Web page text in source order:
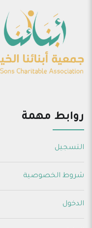
روابط مهمة
التسجيل
شروط الخصوصية
الدخول